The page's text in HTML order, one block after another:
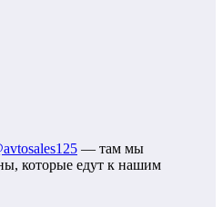
— там мы
которые едут к нашим